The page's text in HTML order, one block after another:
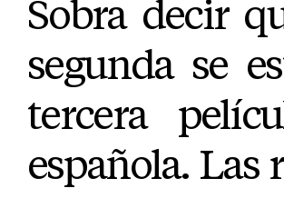
Sobra decir
segunda se
tercera
española. Las